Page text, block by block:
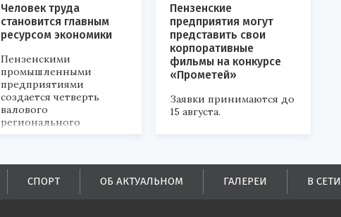
Человек труда
становится главным
ресурсом экономики
Пензенскими
промышленными
предприятиями
создается четверть
валового
регионального
продукта и
поступлений в
бюджеты всех уровней.
Пензенские
предприятия могут
представить свои
корпоративные
фильмы на конкурсе
«Прометей»
Заявки принимаются до
15 августа.
СПОРТ ОБ АКТУАЛЬНОМ ГАЛЕРЕИ В СЕТИ